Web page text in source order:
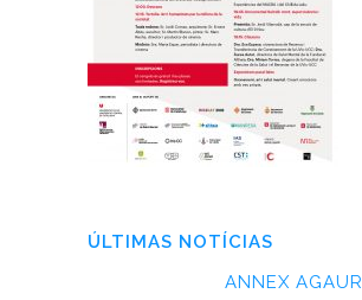
ÚLTIMAS NOTÍCIAS
ANNEX AGAUR